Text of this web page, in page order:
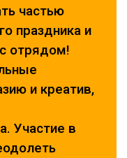
частью
праздника и
отрядом!
и креатив,
Участие в